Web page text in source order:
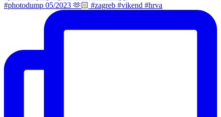
#photodump 05/2023 🫶🏻 #zagreb #vikend #hrva